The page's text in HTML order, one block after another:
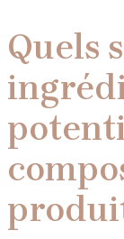
Quels